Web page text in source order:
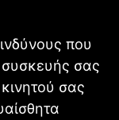
που
συσκευής σας
σας